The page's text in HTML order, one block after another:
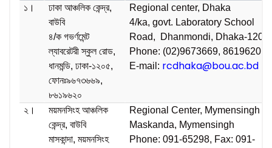
১।
ঢাকা আঞ্চলিক কেন্দ্র,
বাউবি
৪/ক গভর্ণমেন্ট
ল্যাবরেটরী স্কুল রোড,
ধানমন্ডি, ঢাকা-১২০৫,
ফোনঃ৯৬৭৩৬৬৯,
৮৬১৯৬২০
Regional center, Dhaka
4/ka, govt. Laboratory School
Road, Dhanmondi, Dhaka-1205
Phone: (02)9673669, 8619620
E-mail: rcdhaka@bou.ac.bd
২।
ময়মনসিংহ আঞ্চলিক
কেন্দ্র, বাউবি
মাসকান্দা, ময়মনসিংহ
Regional Center, Mymensingh
Maskanda, Mymensingh
Phone: 091-65298, Fax: 091-